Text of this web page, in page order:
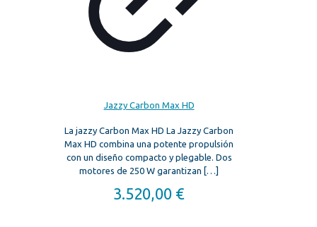
Jazzy Carbon Max HD
La jazzy Carbon Max HD La Jazzy Carbon
Max HD combina una potente propulsión
con un diseño compacto y plegable. Dos
motores de 250 W garantizan […]
3.520,00 €